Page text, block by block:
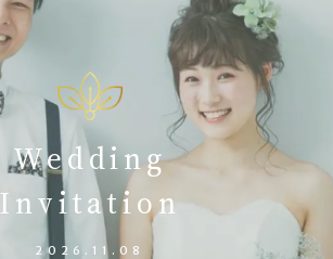
Wedding
Invitation
2026.11.08